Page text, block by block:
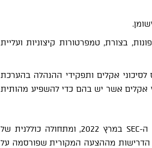
בצורת, טמפרטורות קיצוניות ועליית
לסיכוני אקלים ותפקידי ההנהלה בהערכת
אקלים אשר יש בהם כדי להשפיע מהותית
היקף תחולתם של הכללים השתנה משמעותית ביחס להצעת ה-SEC במרץ 2022, ומתחולה כוללנית של
הדרישות מההצעה המקורית שפורסמה על